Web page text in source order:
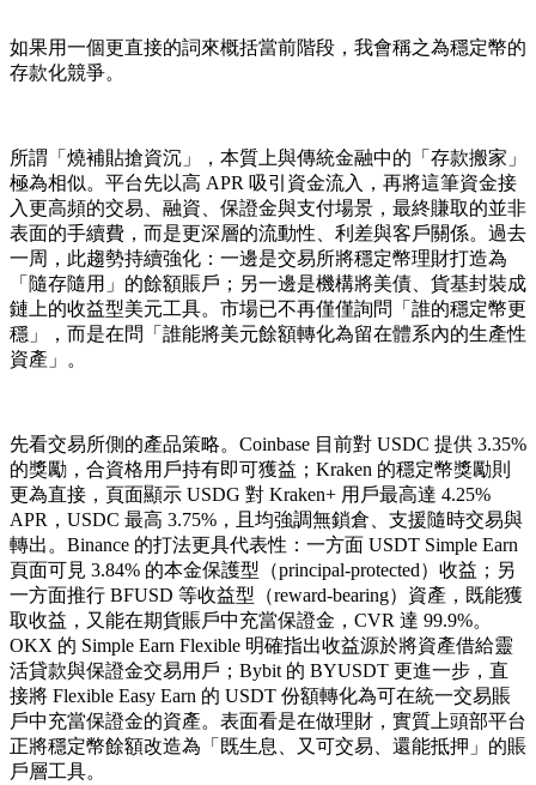
如果用一個更直接的詞來概括當前階段，我會稱之為穩定幣的
存款化競爭。
所謂「燒補貼搶資沉」，本質上與傳統金融中的「存款搬家」
極為相似。平台先以高 APR 吸引資金流入，再將這筆資金接
入更高頻的交易、融資、保證金與支付場景，最終賺取的並非
表面的手續費，而是更深層的流動性、利差與客戶關係。過去
一周，此趨勢持續強化：一邊是交易所將穩定幣理財打造為
「隨存隨用」的餘額賬戶；另一邊是機構將美債、貨基封裝成
鏈上的收益型美元工具。市場已不再僅僅詢問「誰的穩定幣更
穩」，而是在問「誰能將美元餘額轉化為留在體系內的生產性
資產」。
先看交易所側的產品策略。Coinbase 目前對 USDC 提供 3.35%
的獎勵，合資格用戶持有即可獲益；Kraken 的穩定幣獎勵則
更為直接，頁面顯示 USDG 對 Kraken+ 用戶最高達 4.25%
APR，USDC 最高 3.75%，且均強調無鎖倉、支援隨時交易與
轉出。Binance 的打法更具代表性：一方面 USDT Simple Earn
頁面可見 3.84% 的本金保護型（principal-protected）收益；另
一方面推行 BFUSD 等收益型（reward-bearing）資產，既能獲
取收益，又能在期貨賬戶中充當保證金，CVR 達 99.9%。
OKX 的 Simple Earn Flexible 明確指出收益源於將資產借給靈
活貸款與保證金交易用戶；Bybit 的 BYUSDT 更進一步，直
接將 Flexible Easy Earn 的 USDT 份額轉化為可在統一交易賬
戶中充當保證金的資產。表面看是在做理財，實質上頭部平台
正將穩定幣餘額改造為「既生息、又可交易、還能抵押」的賬
戶層工具。